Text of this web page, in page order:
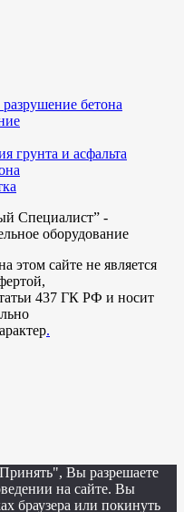
бетона
грунта и асфальта
Специалист” -
оборудование
этом сайте не является
437 ГК РФ и носит
.
Вы разрешаете
на сайте. Вы
браузера или покинуть